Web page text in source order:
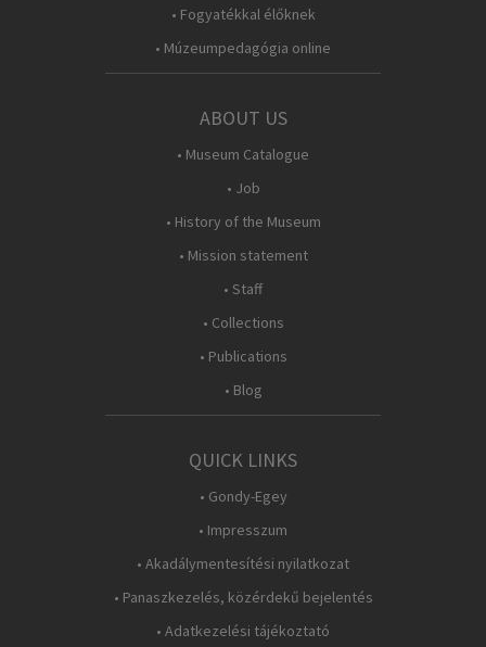
• Fogyatékkal élőknek
• Múzeumpedagógia online
ABOUT US
• Museum Catalogue
• Job
• History of the Museum
• Mission statement
• Staff
• Collections
• Publications
• Blog
QUICK LINKS
• Gondy-Egey
• Impresszum
• Akadálymentesítési nyilatkozat
• Panaszkezelés, közérdekű bejelentés
• Adatkezelési tájékoztató